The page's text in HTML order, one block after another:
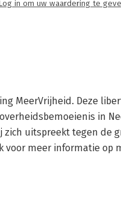
in om uw waardering te
MeerVrijheid. Deze
in
uitspreekt tegen de
voor meer informatie op